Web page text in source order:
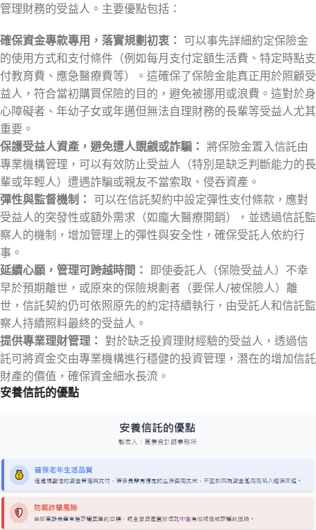
管理財務的受益人。主要優點包括：
確保資金專款專用，落實規劃初衷： 可以事先詳細約定保險金
的使用方式和支付條件（例如每月支付定額生活費、特定時點支
付教育費、應急醫療費等）。這確保了保險金能真正用於照顧受
益人，符合當初購買保險的目的，避免被挪用或浪費。這對於身
心障礙者、年幼子女或年邁但無法自理財務的長輩等受益人尤其
重要。
保護受益人資產，避免遭人覬覦或詐騙： 將保險金置入信託由
專業機構管理，可以有效防止受益人（特別是缺乏判斷能力的長
輩或年輕人）遭遇詐騙或親友不當索取、侵吞資產。
彈性與監督機制： 可以在信託契約中設定彈性支付條款，應對
受益人的突發性或額外需求（如龐大醫療開銷），並透過信託監
察人的機制，增加管理上的彈性與安全性，確保受託人依約行
事。
延續心願，管理可跨越時間： 即使委託人（保險受益人）不幸
早於預期離世，或原來的保險規劃者（要保人/被保險人）離
世，信託契約仍可依照原先的約定持續執行，由受託人和信託監
察人持續照料最終的受益人。
提供專業理財管理： 對於缺乏投資理財經驗的受益人，透過信
託可將資金交由專業機構進行穩健的投資管理，潛在的增加信託
財產的價值，確保資金細水長流。
安養信託的優點